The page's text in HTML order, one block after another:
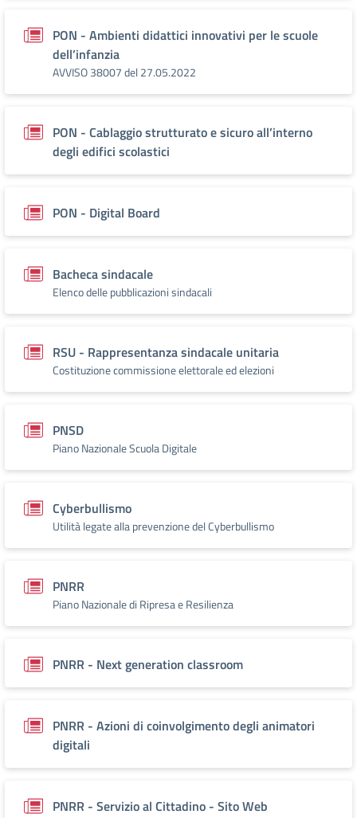
PON - Ambienti didattici innovativi per le scuole
dell’infanzia
AVVISO 38007 del 27.05.2022
PON - Cablaggio strutturato e sicuro all’interno
degli edifici scolastici
PON - Digital Board
Bacheca sindacale
Elenco delle pubblicazioni sindacali
RSU - Rappresentanza sindacale unitaria
Costituzione commissione elettorale ed elezioni
PNSD
Piano Nazionale Scuola Digitale
Cyberbullismo
Utilità legate alla prevenzione del Cyberbullismo
PNRR
Piano Nazionale di Ripresa e Resilienza
PNRR - Next generation classroom
PNRR - Azioni di coinvolgimento degli animatori
digitali
PNRR - Servizio al Cittadino - Sito Web